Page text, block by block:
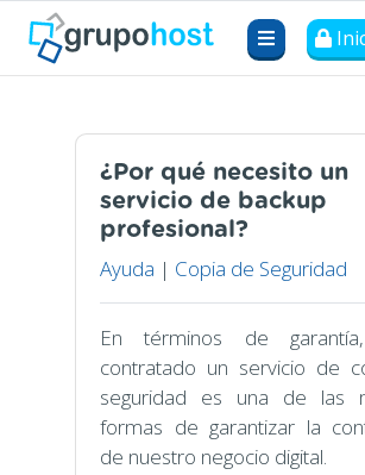
¿Por qué necesito un
servicio de backup
profesional?
Ayuda | Copia de Seguridad
En términos de
contratado un servicio de
seguridad es una de las
formas de garantizar la
de nuestro negocio digital.